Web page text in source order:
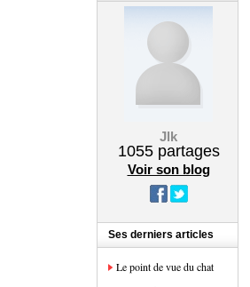
Jlk
1055partages
Voir son blog
Ses derniers articles
Le point de vue du chat